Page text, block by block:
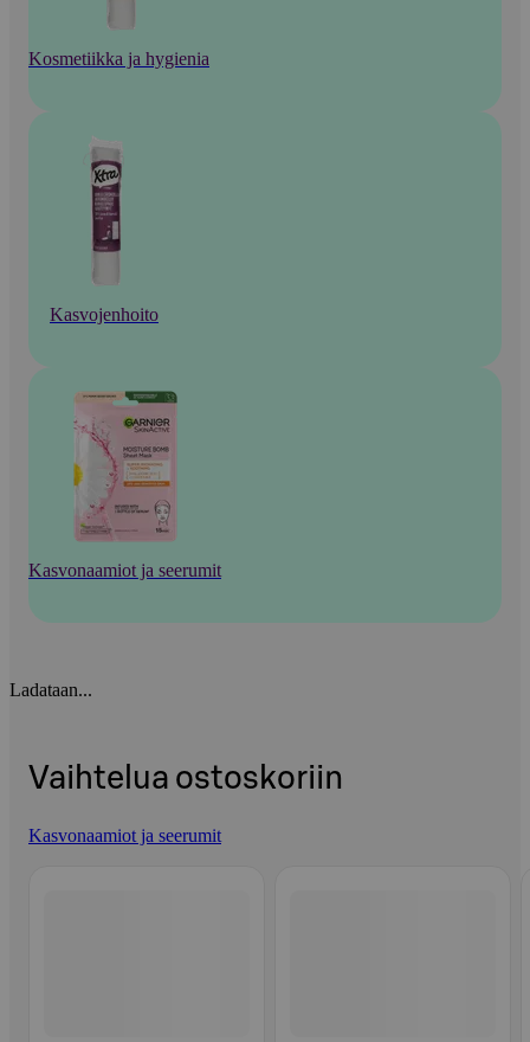
Kosmetiikka ja hygienia
Kasvojenhoito
Kasvonaamiot ja seerumit
Ladataan...
Vaihtelua ostoskoriin
Kasvonaamiot ja seerumit